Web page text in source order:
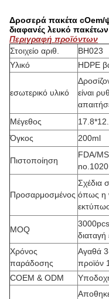
Δροσερά πακέτα cOem/
διαφανές λευκό
Περιγραφή προϊόντων
Στοιχείο αριθ.
BH023
Υλικό
HDPE
εσωτερικό υλικό
είναι
Μέγεθος
Όγκος
200ml
Πιστοποίηση
FDA/
Προσαρμοσμένος
Σχέδια
όπως η
MOQ
διαταγή
Χρόνος
παράδοσης
Αγαθά
προϊόν
COEM & ODM